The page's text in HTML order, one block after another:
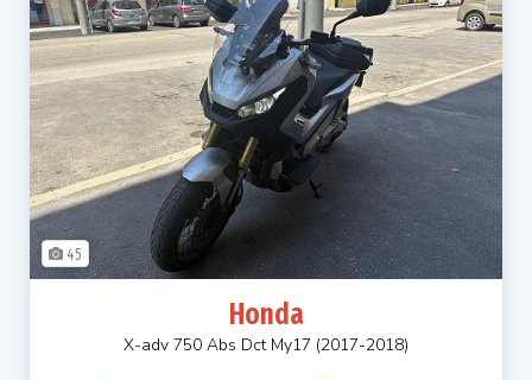
Honda
X-adv 750 Abs Dct My17 (2017-2018)
45